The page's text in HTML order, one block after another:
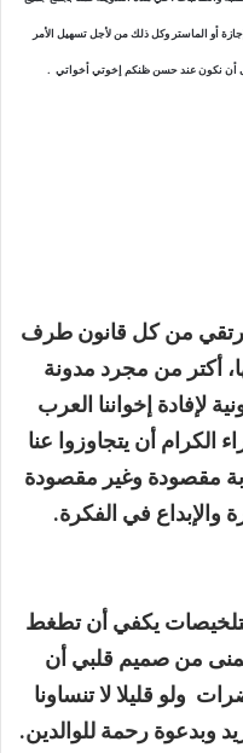
أو الماستر وكل ذلك من لأجل تسهيل الأمر
أن نكون عند حسن ظنكم إخوتي أخواتي .
لنرتقي من كل قانون طرف
أكتر من مجرد مدونة
لإفادة إخواننا العرب
الكرام أن يتجاوزوا عنا
مقصودة وغير مقصودة
والإبداع في الفكرة.
يكفي أن تطغط
من صميم قلبي أن
ولو قليلا لا تنساونا
وبدعوة رحمة للوالدين.